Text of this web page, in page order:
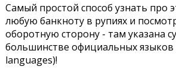
Самый простой способ узнать про
любую банкноту в рупиях и
оборотную сторону - там указана
большинстве официальных
languages)!